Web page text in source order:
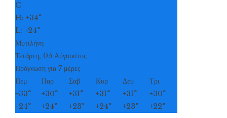
C
H: +34°
L: +24°
Μυτιλήνη
Τετάρτη, 05 Αύγουστος
Πρόγνωση για 7 μέρες
Πεμ
Παρ Σαβ Κυρ Δευ
Τρι
+33° +30° +31° +31° +31° +30°
+24° +24° +23° +24° +23° +22°